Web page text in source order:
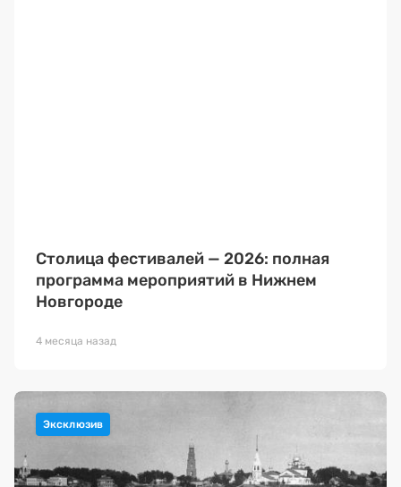
Столица фестивалей — 2026: полная
программа мероприятий в Нижнем
Новгороде
4 месяца назад